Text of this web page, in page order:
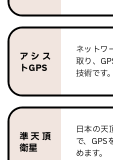
アシス
トGPS
ネットワ
取り、
技術です。
準天頂
衛星
日本の天
で、GPS
めます。